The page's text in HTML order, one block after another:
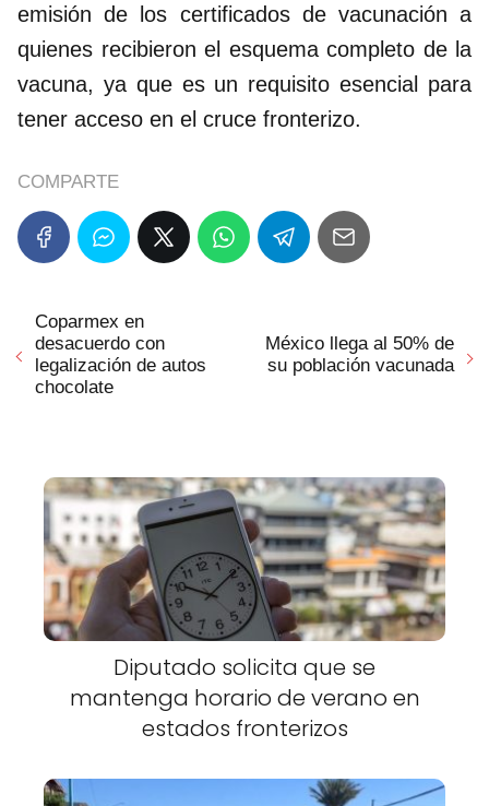
emisión de los certificados de vacunación a
quienes recibieron el esquema completo de la
vacuna, ya que es un requisito esencial para
tener acceso en el cruce fronterizo.
COMPARTE
Coparmex en
desacuerdo con
legalización de autos
chocolate
México llega al 50% de
su población vacunada
Diputado solicita que se
mantenga horario de verano en
estados fronterizos